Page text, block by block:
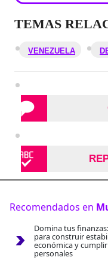
TEMAS
VENEZUELA
Recomendados en
Domina tus
para construir
económica y
personales